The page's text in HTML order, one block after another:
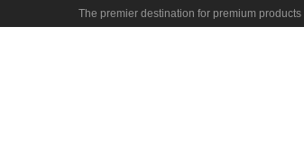
The premier destination for premium products